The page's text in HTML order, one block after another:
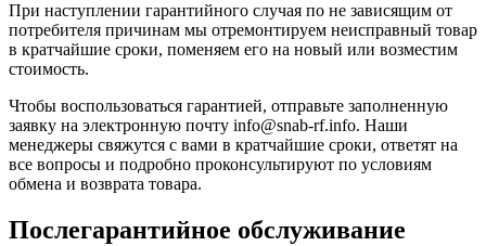
При наступлении гарантийного случая по не зависящим от
потребителя причинам мы отремонтируем неисправный товар
в кратчайшие сроки, поменяем его на новый или возместим
стоимость.
Чтобы воспользоваться гарантией, отправьте заполненную
заявку на электронную почту info@snab-rf.info. Наши
менеджеры свяжутся с вами в кратчайшие сроки, ответят на
все вопросы и подробно проконсультируют по условиям
обмена и возврата товара.
Послегарантийное обслуживание